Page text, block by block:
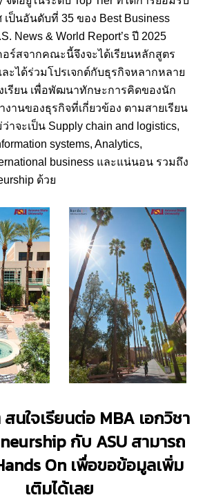
เป็นอันดับที่ 35 ของ Best Business
News & World Report’s ปี 2025
อร์สจากคณะนี้จึงจะได้เรียนหลักสูตร
ะได้ร่วมโปรเจกต์กับธุรกิจหลากหลาย
เรียน เพื่อพัฒนาทักษะการคิดของนัก
งานของธุรกิจที่เกี่ยวข้อง ตามสายเรียน
าจะเป็น Supply chain and logistics,
systems, Analytics,
business และแน่นอน รวมถึง
ด้วย
นใจเรียนต่อ MBA เอกวิชา
กับ ASU สามารถ
On เพื่อขอข้อมูลเพิ่ม
เติมได้เลย